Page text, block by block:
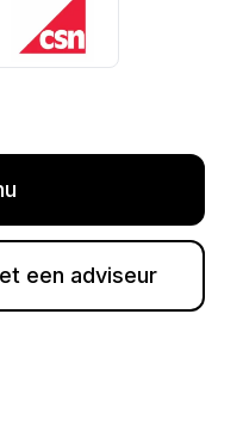
een adviseur